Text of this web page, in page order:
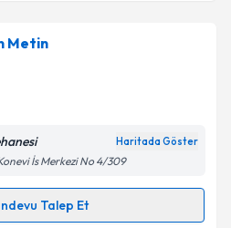
Talebini Gönder
randevu takvimi talebi
randevu almanız için bir
e-posta ile bilgilendireceğiz.
işlenmesine ilişkin
ve kişisel verilerimin belirtilen
Metin
Haritada Göster
İs Merkezi No 4/309
Talep Et
Talebi